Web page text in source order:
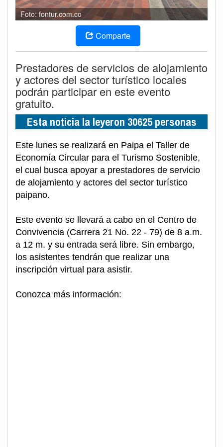
Foto: fontur.com.co
Comparte
Prestadores de servicios de alojamiento
y actores del sector turístico locales
podrán participar en este evento
gratuito.
Esta noticia la leyeron 30625 personas
Este lunes se realizará en Paipa el Taller de
Economía Circular para el Turismo Sostenible,
el cual busca apoyar a prestadores de servicio
de alojamiento y actores del sector turístico
paipano.
Este evento se llevará a cabo en el Centro de
Convivencia (Carrera 21 No. 22 - 79) de 8 a.m.
a 12 m. y su entrada será libre. Sin embargo,
los asistentes tendrán que realizar una
inscripción virtual para asistir.
Conozca más información: